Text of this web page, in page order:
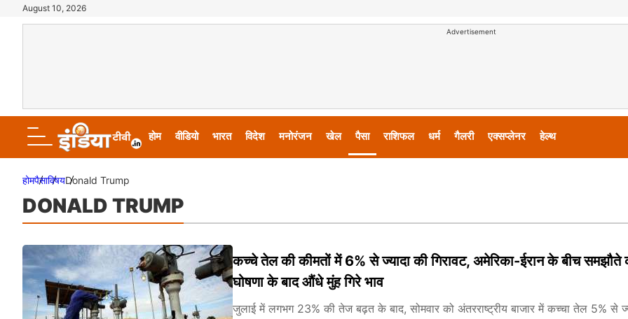
August 10, 2026
Advertisement
होम वीडियो भारत विदेश मनोरंजन खेल पैसा राशिफल धर्म गैलरी एक्सप्लेनर हेल्थ
होमपैसाविषयDonald Trump
DONALD TRUMP
कच्चे तेल की कीमतों में 6% से ज्यादा की गिरावट, अमेरिका-ईरान के बीच समझौते
घोषणा के बाद औंधे मुंह गिरे भाव
जुलाई में लगभग 23% की तेज बढ़त के बाद, सोमवार को अंतरराष्ट्रीय बाजार में कच्चा तेल 5% से